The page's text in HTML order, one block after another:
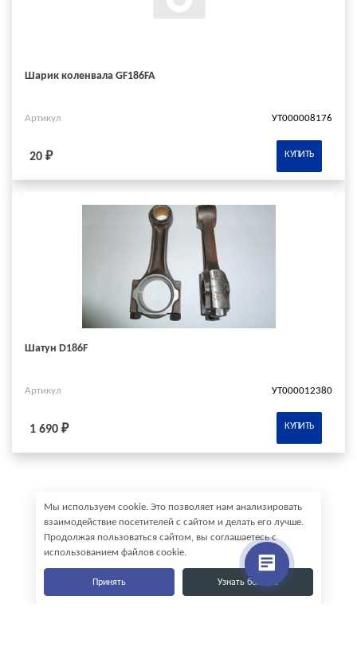
Шарик коленвала GF186FA
Артикул УТ000008176
20 ₽ КУПИТЬ
Шатун D186F
Артикул УТ000012380
1 690 ₽ КУПИТЬ
Мы используем cookie. Это позволяет нам анализировать
взаимодействие посетителей с сайтом и делать его лучше.
Продолжая пользоваться сайтом, вы соглашаетесь с
использованием файлов cookie.
Принять Узнать больше